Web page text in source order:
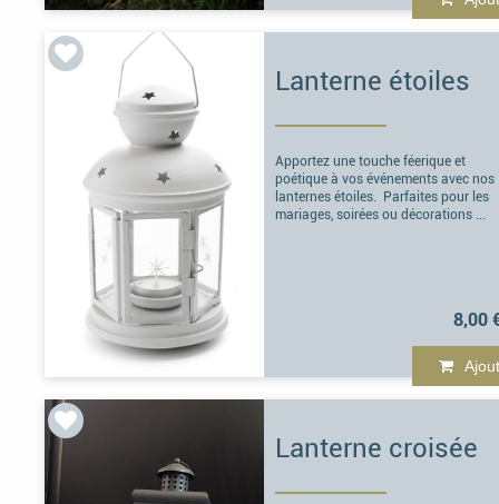
Lanterne étoiles
Apportez une touche féerique et
poétique à vos événements avec nos
lanternes étoiles. Parfaites pour les
mariages, soirées ou décorations ...
8,00
Lanterne croisée